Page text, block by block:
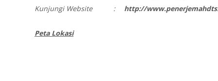
Kunjungi Website
: http://
Peta Lokasi